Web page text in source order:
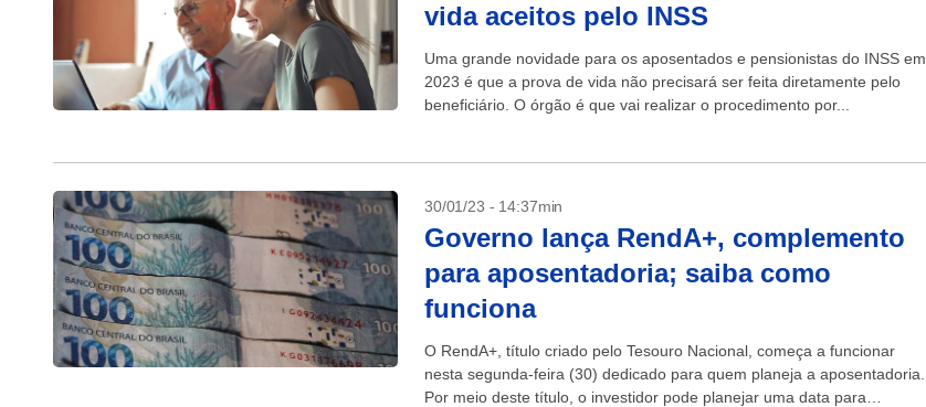
vida aceitos pelo INSS
Uma grande novidade para os aposentados e pensionistas do INSS em
2023 é que a prova de vida não precisará ser feita diretamente pelo
beneficiário. O órgão é que vai realizar o procedimento por...
30/01/23 - 14:37min
Governo lança RendA+, complemento
para aposentadoria; saiba como
funciona
O RendA+, título criado pelo Tesouro Nacional, começa a funcionar
nesta segunda-feira (30) dedicado para quem planeja a aposentadoria.
Por meio deste título, o investidor pode planejar uma data para